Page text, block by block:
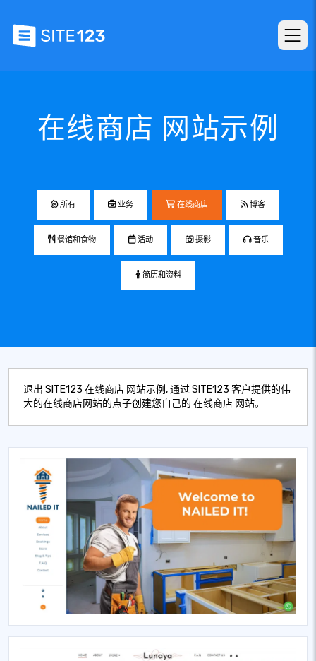
在线商店 网站示例
所有 业务 在线商店 博客
餐馆和食物 活动 摄影 音乐
简历和资料
退出 SITE123 在线商店 网站示例, 通过 SITE123 客户提供的伟
大的在线商店网站的点子创建您自己的 在线商店 网站。